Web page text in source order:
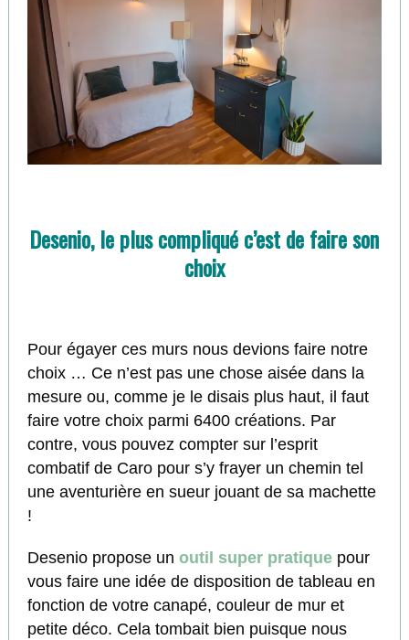
Desenio, le plus compliqué c’est de faire son
choix
Pour égayer ces murs nous devions faire notre
choix … Ce n’est pas une chose aisée dans la
mesure ou, comme je le disais plus haut, il faut
faire votre choix parmi 6400 créations. Par
contre, vous pouvez compter sur l’esprit
combatif de Caro pour s’y frayer un chemin tel
une aventurière en sueur jouant de sa machette
!
Desenio propose un outil super pratiquepour
vous faire une idée de disposition de tableau en
fonction de votre canapé, couleur de mur et
petite déco. Cela tombait bien puisque nous